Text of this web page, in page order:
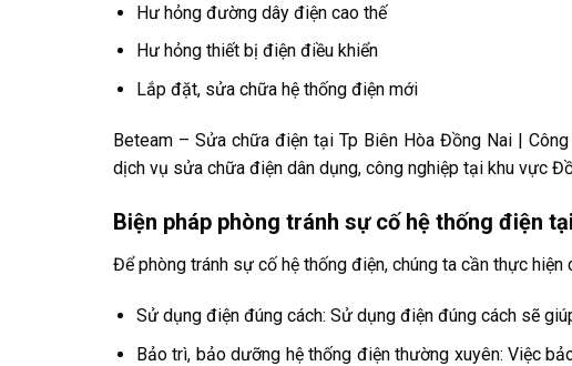
Hư hỏng đường dây điện cao thế
Hư hỏng thiết bị điện điều khiển
Lắp đặt, sửa chữa hệ thống điện mới
Beteam – Sửa chữa điện tại Tp Biên Hòa Đồng Nai |
dịch vụ sửa chữa điện dân dụng, công nghiệp tại khu vực
Biện pháp phòng tránh sự cố hệ thống điện
Để phòng tránh sự cố hệ thống điện, chúng ta cần thực hiện
Sử dụng điện đúng cách: Sử dụng điện đúng cách sẽ
Bảo trì, bảo dưỡng hệ thống điện thường xuyên: Việc